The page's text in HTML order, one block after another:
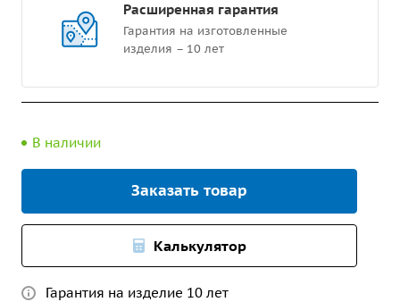
Расширенная гарантия
Гарантия на изготовленные
изделия – 10 лет
В наличии
Заказать товар
Калькулятор
Гарантия на изделие 10 лет